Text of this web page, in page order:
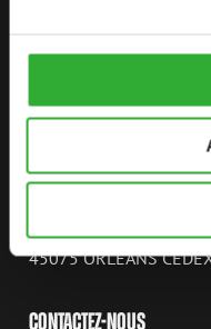
AVANT POWER
MANUELS
Rue des Hêtres - ST.
45075 ORLEANS
CONTACTEZ-NOUS